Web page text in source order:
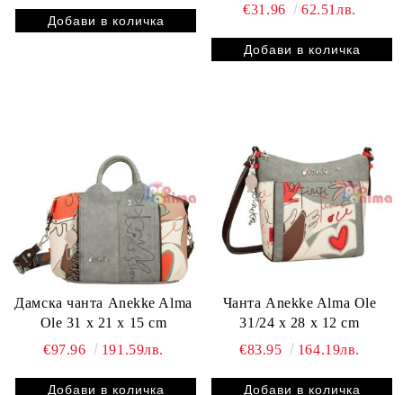
€31.96
62.51лв.
Дамска чанта Anekke Alma
Ole 31 x 21 x 15 cm
€97.96
191.59лв.
Чанта Anekke Alma Ole
31/24 x 28 x 12 cm
€83.95
164.19лв.